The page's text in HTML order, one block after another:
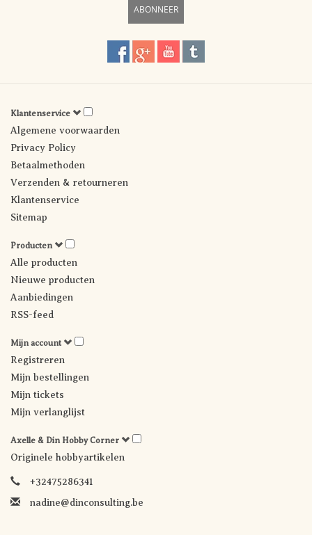
ABONNEER
Klantenservice
Algemene voorwaarden
Privacy Policy
Betaalmethoden
Verzenden & retourneren
Klantenservice
Sitemap
Producten
Alle producten
Nieuwe producten
Aanbiedingen
RSS-feed
Mijn account
Registreren
Mijn bestellingen
Mijn tickets
Mijn verlanglijst
Axelle & Din Hobby Corner
Originele hobbyartikelen
+32475286341
nadine@dinconsulting.be